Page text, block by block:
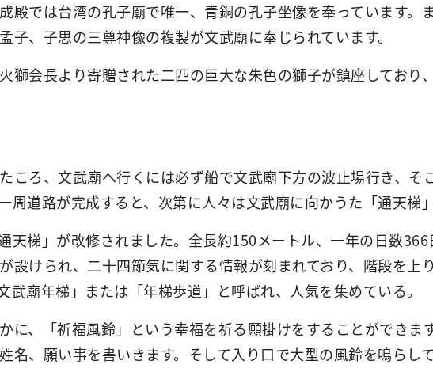
殿では台湾の孔子廟で唯一、青銅の孔子坐像を奉っています
子、子思の三尊神像の複製が文武廟に奉じられています。
獅会長より寄贈された二匹の巨大な朱色の獅子が鎮座してお
ころ、文武廟へ行くには必ず船で文武廟下方の波止場行き、
周道路が完成すると、次第に人々は文武廟に向かうた「通天梯
天梯」が改修されました。全長約150メートル、一年の日数
設けられ、二十四節気に関する情報が刻まれており、階段を
武廟年梯」または「年梯歩道」と呼ばれ、人気を集めている。
に、「祈福風鈴」という幸福を祈る願掛けをすることができ
名、願い事を書いきます。そして入り口で大型の風鈴を鳴ら